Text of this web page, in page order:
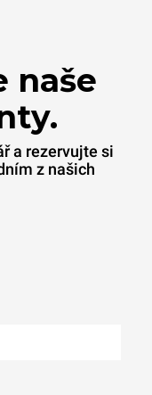
naše
a rezervujte si
z našich